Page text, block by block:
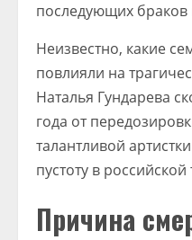
последующих
Неизвестно, какие
повлияли на
Наталья Гундарева
года от
талантливой
пустоту в
Причина